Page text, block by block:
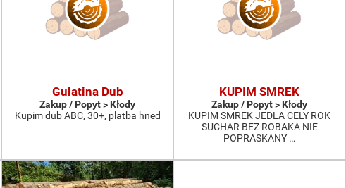
Gulatina Dub
Zakup / Popyt > Kłody
Kupim dub ABC, 30+, platba hned
KUPIM SMREK
Zakup / Popyt > Kłody
KUPIM SMREK JEDLA CELY ROK
SUCHAR BEZ ROBAKA NIE
POPRASKANY …